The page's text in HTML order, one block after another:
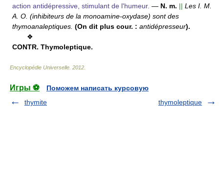
action antidépressive, stimulant de l'humeur. — N. m. || Les I. M.
A. O. (inhibiteurs de la monoamine-oxydase) sont des
thymoanaleptiques. (On dit plus cour. : antidépresseur).
❖
CONTR. Thymoleptique.
Encyclopédie Universelle 2012
Игры ⚽
Поможем написать курсовую
thymite
thymoleptique